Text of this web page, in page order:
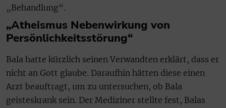
„Behandlung“.
„Atheismus Nebenwirkung von
Persönlichkeitsstörung“
Bala hatte kürzlich seinen Verwandten erklärt, dass er
nicht an Gott glaube. Daraufhin hätten diese einen
Arzt beauftragt, um zu untersuchen, ob Bala
geisteskrank sein. Der Mediziner stellte fest, Balas